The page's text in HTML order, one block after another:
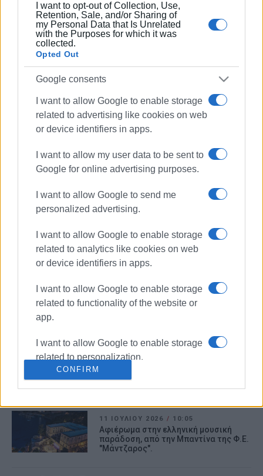
I want to opt-out of Collection, Use,
Retention, Sale, and/or Sharing of
my Personal Data that Is Unrelated
with the Purposes for which it was
collected.
Opted Out
Google consents
I want to allow Google to enable storage
related to advertising like cookies on web
or device identifiers in apps.
I want to allow my user data to be sent to
Google for online advertising purposes.
I want to allow Google to send me
personalized advertising.
I want to allow Google to enable storage
related to analytics like cookies on web
or device identifiers in apps.
I want to allow Google to enable storage
related to functionality of the website or
app.
I want to allow Google to enable storage
related to personalization.
I want to allow Google to enable storage
authentication functionality and fraud
prevention, and other user protection.
CONFIRM
15 ΙΟΥΛΊΟΥ 2026 / 17:55
Ηχώ του Χθες, Πνοή του Αύριο: Όταν η
Κερκυραϊκή μπαντιστική παράδοση
14 ΙΟΥΛΊΟΥ 2026
Συνεχής η συναυλιακή δράση της
Παλαιάς Φιλαρμονικής
08 ΙΟΥΛΊΟΥ 2026/17:12
Έκθεση βοτανικής τέχνης
«Ανθογραφία ΙΙ» στην Πινακοθήκη
Ονοματοδοσία της Πλατείας
Κουραμάδων σε «Πλατεία Λίας
Αργυρού Ασπιώτη» (φώτο)
13 ΙΟΥΛΊΟΥ 2026/17:56
Εκδήλωση μνήμης και τιμής για τον
Μαέστρο Παναγιώτη Σπίνουλα στον
10 ΙΟΥΛΊΟΥ 2026
Φεστιβάλ των Παξών: À Paris tous les
Ελλάδα
11 ΙΟΥΛΊΟΥ 2026 / 10:05
Αφιέρωμα στην ελληνική μουσική
παράδοση, από την Μπαντίνα της Φ.Ε.
"Μάντζαρος".